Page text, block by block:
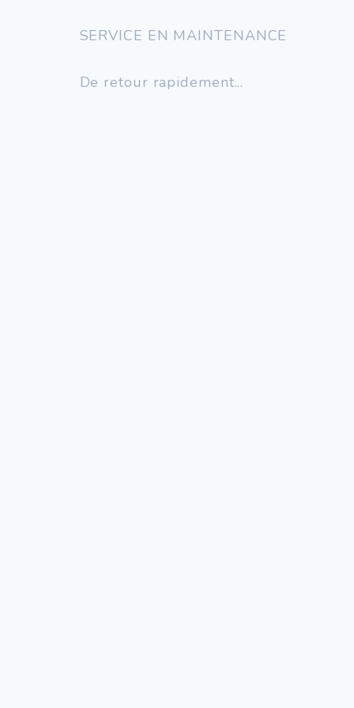
SERVICE EN MAINTENANCE
De retour rapidement...